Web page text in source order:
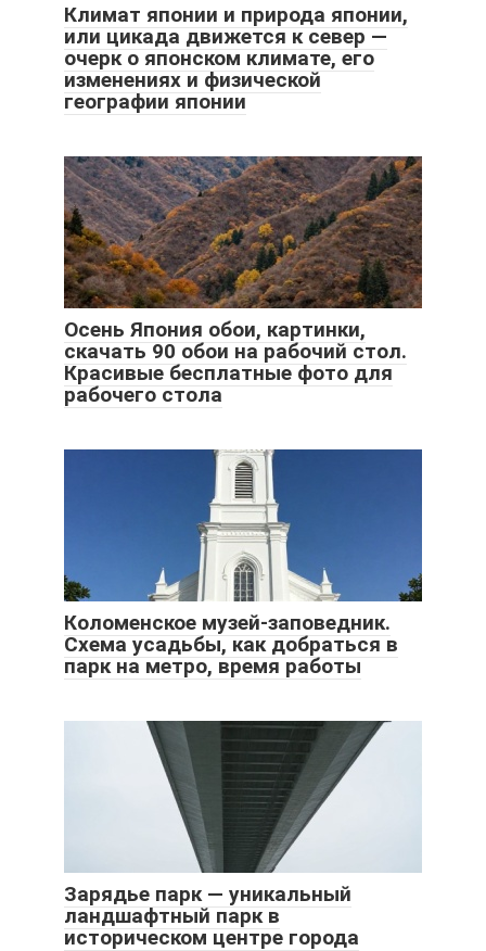
Климат японии и природа японии,
или цикада движется к север —
очерк о японском климате, его
изменениях и физической
географии японии
Осень Япония обои, картинки,
скачать 90 обои на рабочий стол.
Красивые бесплатные фото для
рабочего стола
Коломенское музей-заповедник.
Схема усадьбы, как добраться в
парк на метро, время работы
Зарядье парк — уникальный
ландшафтный парк в
историческом центре города